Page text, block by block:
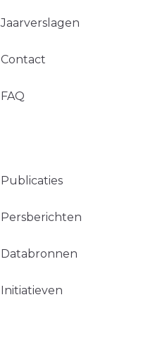
Jaarverslagen
Contact
FAQ
Publicaties
Persberichten
Databronnen
Initiatieven